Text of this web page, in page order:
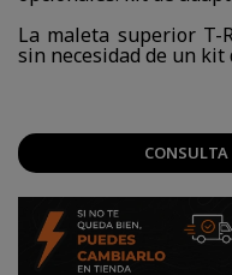
La maleta superior T-
sin necesidad de un kit
CONSULTA